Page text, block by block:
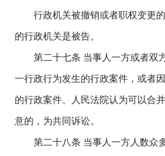
行政机关被撤销或者职权变更
的行政机关是被告。
第二十七条 当事人一方或者双
一行政行为发生的行政案件，或者
的行政案件、人民法院认为可以合
意的，为共同诉讼。
第二十八条 当事人一方人数众